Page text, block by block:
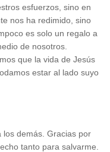
esfuerzos, sino en
nos ha redimido, sino
es solo un regalo a
de nosotros.
que la vida de Jesús
estar al lado suyo
los demás. Gracias por
tanto para salvarme.